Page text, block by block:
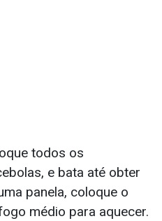
todos os
e bata até obter
panela, coloque o
médio para aquecer.